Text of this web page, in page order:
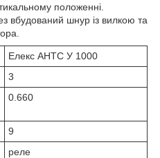
положенні.
вбудований шнур із вилкою та
Елекс АНТС У 1000
3
0.660
9
реле